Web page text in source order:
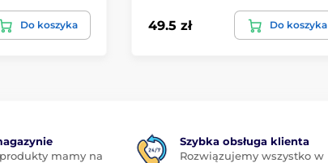
Do koszyka 49.5 zł Do koszyka
mamy na
Szybka obsługa klienta
Rozwiązujemy wszystko w